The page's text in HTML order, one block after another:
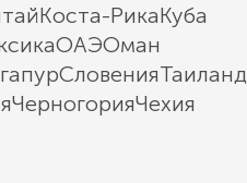
Коста-РикаКуба
ОАЭОман
СловенияТаиланд
ЧерногорияЧехия